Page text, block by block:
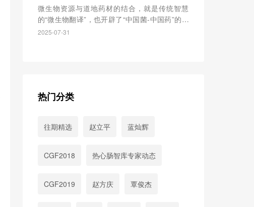
微生物资源与道地药材的结合，就是传统智慧
的“微生物翻译”，也开辟了“中国菌-中国药”的新
赛道。
2025-07-31
热门分类
往期精选 赵立平 蓝灿辉
CGF2018 热心肠智库专家动态
CGF2019 赵方庆 覃俊杰